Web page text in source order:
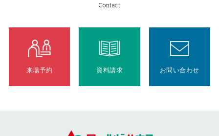
Contact
来場予約 資料請求 お問い合わせ